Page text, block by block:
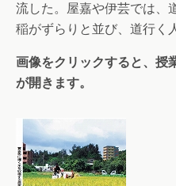
流した。屋嘉や伊芸では、
稲がずらりと並び、道行く
画像をクリックすると、授
が開きます。